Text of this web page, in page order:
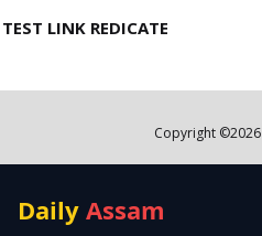
TEST LINK REDICATE
Copyright ©2026
Daily Assam